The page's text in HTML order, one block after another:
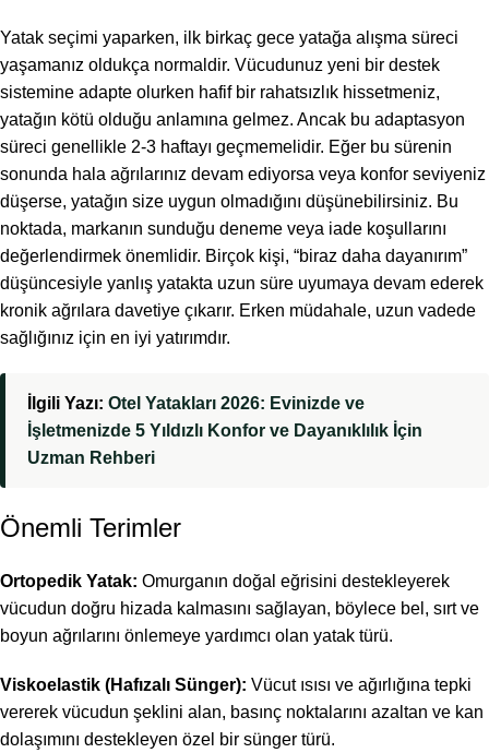
Yatak seçimi yaparken, ilk birkaç gece yatağa alışma süreci
yaşamanız oldukça normaldir. Vücudunuz yeni bir destek
sistemine adapte olurken hafif bir rahatsızlık hissetmeniz,
yatağın kötü olduğu anlamına gelmez. Ancak bu adaptasyon
süreci genellikle 2-3 haftayı geçmemelidir. Eğer bu sürenin
sonunda hala ağrılarınız devam ediyorsa veya konfor seviyeniz
düşerse, yatağın size uygun olmadığını düşünebilirsiniz. Bu
noktada, markanın sunduğu deneme veya iade koşullarını
değerlendirmek önemlidir. Birçok kişi, “biraz daha dayanırım”
düşüncesiyle yanlış yatakta uzun süre uyumaya devam ederek
kronik ağrılara davetiye çıkarır. Erken müdahale, uzun vadede
sağlığınız için en iyi yatırımdır.
İlgili Yazı: Otel Yatakları 2026: Evinizde ve
İşletmenizde 5 Yıldızlı Konfor ve Dayanıklılık İçin
Uzman Rehberi
Önemli Terimler
Ortopedik Yatak: Omurganın doğal eğrisini destekleyerek
vücudun doğru hizada kalmasını sağlayan, böylece bel, sırt ve
boyun ağrılarını önlemeye yardımcı olan yatak türü.
Viskoelastik (Hafızalı Sünger): Vücut ısısı ve ağırlığına tepki
vererek vücudun şeklini alan, basınç noktalarını azaltan ve kan
dolaşımını destekleyen özel bir sünger türü.